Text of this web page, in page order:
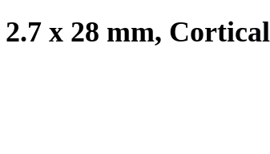
x 28 mm, Cortical